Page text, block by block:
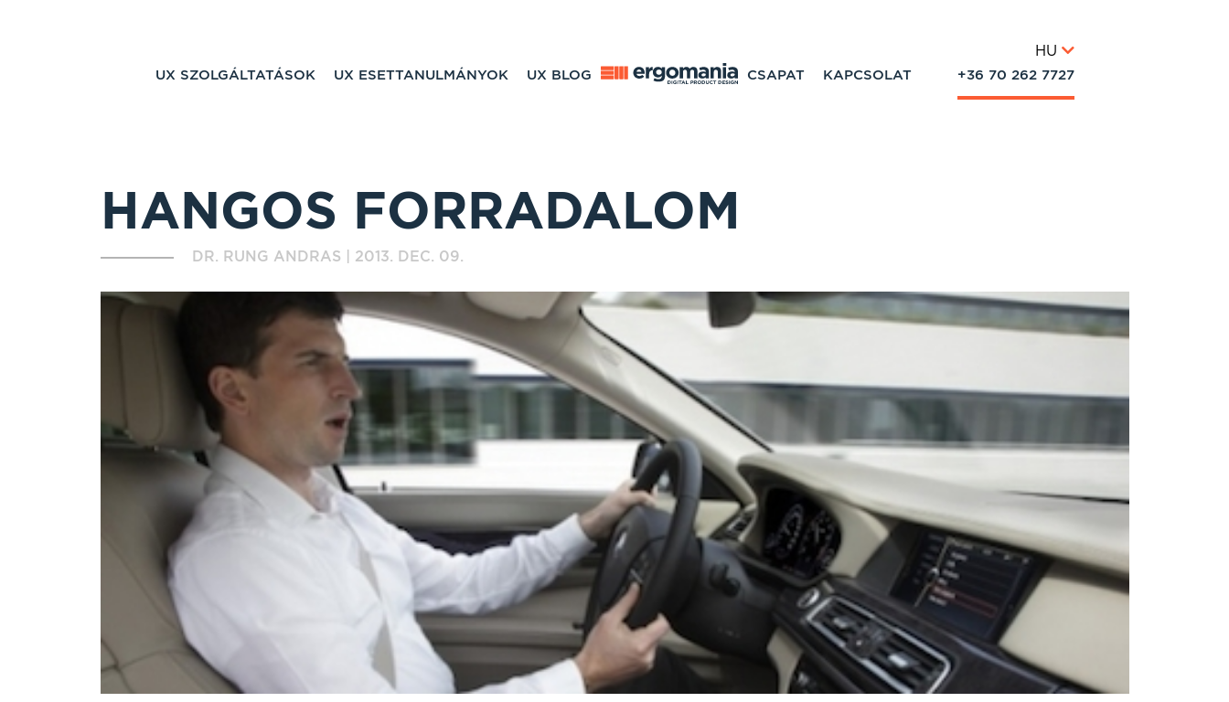
UX SZOLGÁLTATÁSOK UX ESETTANULMÁNYOK UX BLOG
HU
CSAPAT KAPCSOLAT +36 70 262 7727
HANGOS FORRADALOM
DR. RUNG ANDRAS 2013. DEC. 09.